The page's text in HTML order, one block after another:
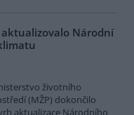
Národní
životního
(MŽP) dokončilo
aktualizace Národního